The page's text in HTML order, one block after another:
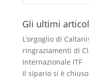
Gli ultimi
L’orgoglio di
ringraziamenti di
Internazionale ITF
Il sipario si è